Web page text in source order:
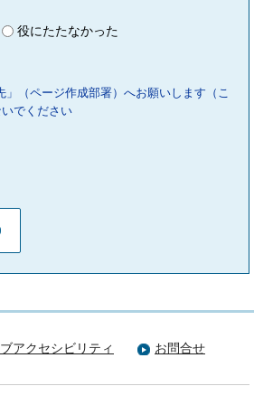
役にたたなかった
（ページ作成部署）へお願いします（こ
でください
アクセシビリティ お問合せ